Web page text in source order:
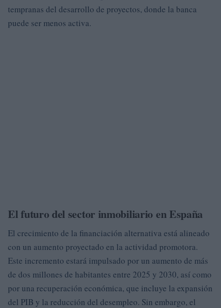
tempranas del desarrollo de proyectos, donde la banca
puede ser menos activa.
El futuro del sector inmobiliario en España
El crecimiento de la financiación alternativa está alineado
con un aumento proyectado en la actividad promotora.
Este incremento estará impulsado por un aumento de más
de dos millones de habitantes entre 2025 y 2030, así como
por una recuperación económica, que incluye la expansión
del PIB y la reducción del desempleo. Sin embargo, el